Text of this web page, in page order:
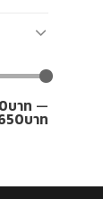
บาท —
บาท